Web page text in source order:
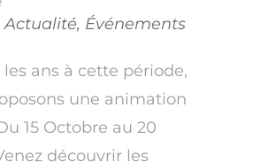
Actualité, Événements
ans à cette période,
une animation
15 Octobre au 20
découvrir les